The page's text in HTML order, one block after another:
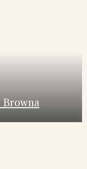
Browna